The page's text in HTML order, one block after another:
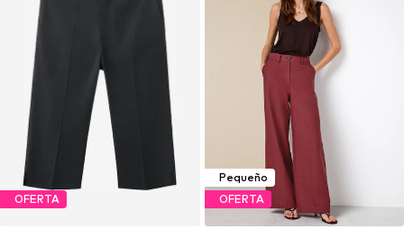
OFERTA
Pequeño
OFERTA